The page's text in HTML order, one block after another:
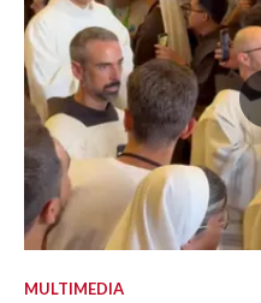
MULTIMEDIA